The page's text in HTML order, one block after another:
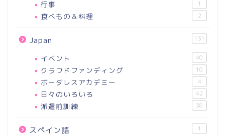
行事 1
食べもの＆料理 2
Japan 131
イベント 40
クラウドファンディング 10
ボーダレスアカデミー 4
日々のいろいろ 42
派遣前訓練 38
スペイン語 1